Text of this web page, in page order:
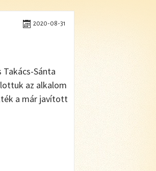
2020-08-31
Sánta
az alkalom
a már javított